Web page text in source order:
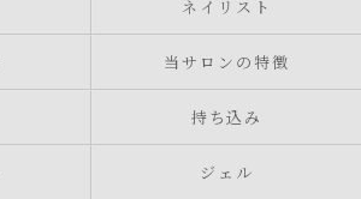
ネイリスト
当サロンの特徴
持ち込み
ジェル